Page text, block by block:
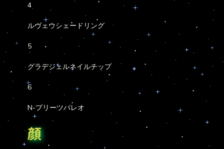
4
ルヴェウシェードリング
5
グラデジェルネイルチップ
6
N-プリーツパレオ
顔